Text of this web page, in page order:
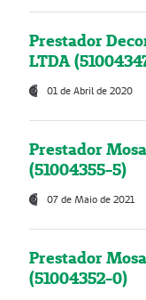
Prestador
LTDA
01 de Abril de 2020
Prestador
(51004355-5)
07 de Maio de 2021
Prestador
(51004352-0)